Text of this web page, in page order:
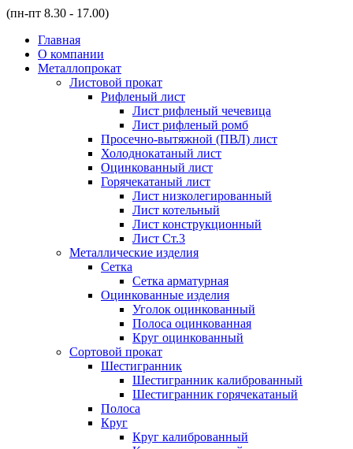
(пн-пт 8.30 - 17.00)
Главная
О компании
Металлопрокат
Листовой прокат
Рифленый лист
Лист рифленый чечевица
Лист рифленый ромб
Просечно-вытяжной (ПВЛ) лист
Холоднокатаный лист
Оцинкованный лист
Горячекатаный лист
Лист низколегированный
Лист котельный
Лист конструкционный
Лист Ст.3
Металлические изделия
Сетка
Сетка арматурная
Оцинкованные изделия
Уголок оцинкованный
Полоса оцинкованная
Круг оцинкованный
Сортовой прокат
Шестигранник
Шестигранник калиброванный
Шестигранник горячекатаный
Полоса
Круг
Круг калиброванный